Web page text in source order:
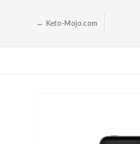
springen← Keto-Mojo.com